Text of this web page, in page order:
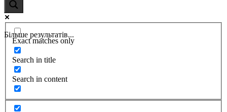
Більше результатів...
Exact matches only
Search in title
Search in content